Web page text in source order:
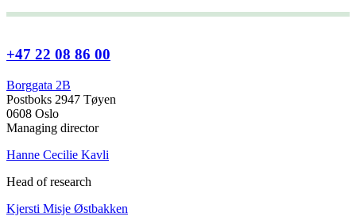
+47 22 08 86 00
Borggata 2B
Postboks 2947 Tøyen
0608 Oslo
Managing director
Hanne Cecilie Kavli
Head of research
Kjersti Misje Østbakken